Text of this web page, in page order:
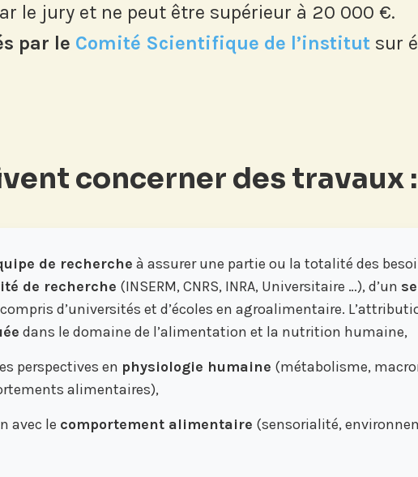
le jury et ne peut être supérieur à 20 000 €.
par le Comité Scientifique de l’institut sur
concerner des travaux :
de recherche à assurer une partie ou la totalité des
de recherche (INSERM, CNRS, INRA, Universitaire …), d’un
compris d’universités et d’écoles en agroalimentaire.
dans le domaine de l’alimentation et la nutrition humaine,
perspectives en physiologie humaine (métabolisme,
alimentaires),
avec le comportement alimentaire (sensorialité,